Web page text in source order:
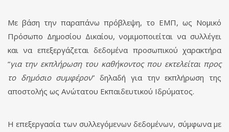
Με βάση την παραπάνω πρόβλεψη, το ΕΜΠ, ως Νομικό
Πρόσωπο Δημοσίου Δικαίου, νομιμοποιείται να συλλέγει
και να επεξεργάζεται δεδομένα προσωπικού χαρακτήρα
“για την εκπλήρωση του καθήκοντος που εκτελείται προς
το δημόσιο συμφέρον” δηλαδή για την εκπλήρωση της
αποστολής ως Ανώτατου Εκπαιδευτικού Ιδρύματος.
Η επεξεργασία των συλλεγόμενων δεδομένων, σύμφωνα με